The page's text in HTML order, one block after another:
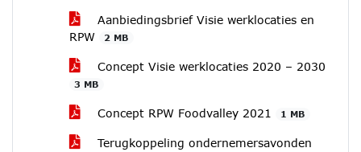
Aanbiedingsbrief Visie werklocaties en
RPW
2 MB
Concept Visie werklocaties 2020 – 2030
3 MB
Concept RPW Foodvalley 2021 1 MB
Terugkoppeling ondernemersavonden